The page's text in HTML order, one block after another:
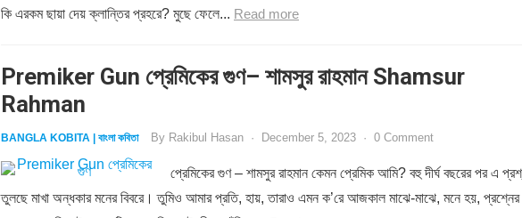
কি এরকম ছায়া দেয় ক্লান্তির প্রহরে? মুছে ফেলে... Read more
Premiker Gun প্রেমিকের গুণ– শামসুর রাহমান Shamsur
Rahman
BANGLA KOBITA | বাংলা কবিতা By Rakibul Hasan · December 5, 2023 · 0 Comment
প্রেমিকের গুণ – শামসুর রাহমান কেমন প্রেমিক আমি? বহু দীর্ঘ বছরের পর এ
তুলছে মাখা অন্ধকার মনের বিবরে। তুমিও আমার প্রতি, হায়, তারাও এমন ক’রে আজকাল মাঝে-মাঝে, মনে হয়,